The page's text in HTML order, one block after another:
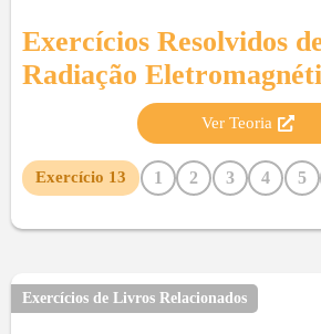
Exercícios Resolvidos
Radiação
Ver Teoria
Exercício 13 1 2 3 4 5
Exercícios de Livros Relacionados